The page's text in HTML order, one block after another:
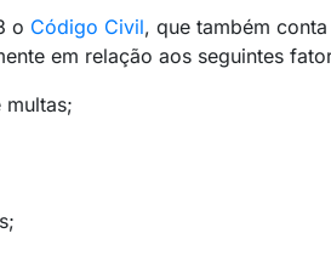
o Código Civil, que também
em relação aos seguintes
multas;